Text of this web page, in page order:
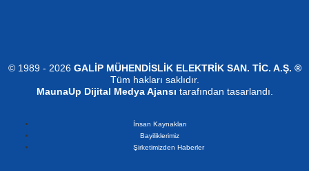
© 1989 - 2026 GALİP MÜHENDİSLİK ELEKTRİK SAN. TİC. A.Ş. ®
Tüm hakları saklıdır.
MaunaUp Dijital Medya Ajansı tarafından tasarlandı.
İnsan Kaynakları
Bayiliklerimiz
Şirketimizden Haberler